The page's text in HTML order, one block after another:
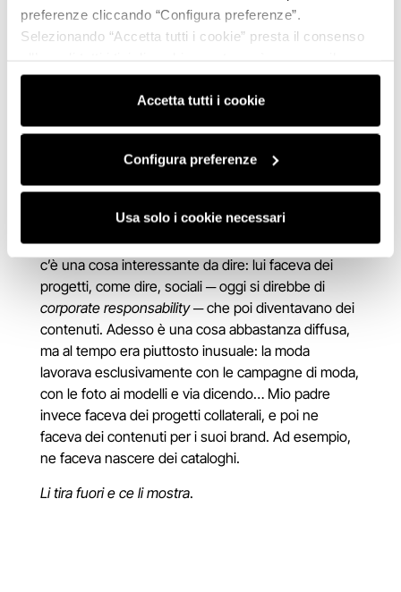
preferenze cliccando “Configura preferenze”.
Selezionando “Accetta tutti i cookie” presta il consenso
consenso cliccando su “Usa solo i cookie necessari” e
saranno attivati i soli cookie tecnici necessari al corretto
funzionamento del sito.
Accetta tutti i cookie
Configura preferenze
Usa solo i cookie necessari
Agnelli circa la Vespa in questione. Nel mentre
continuano a saltare fuori materiali di ogni tipo:
facevano i concorrenti… Lorenzo deve auto-imporsi
di non approfondire ogni dettaglio e ci confessa
quanto gli fa piacere perdersi in questi scrigni di
parlare solo di vestiti. Passiamo quindi a
un altro scatolone, cioè a un altro racconto.
Poi c’è la Boxel P488. Mio padre un giorno decide
di sponsorizzare questa auto elettrica da gara. Qui
c’è una cosa interessante da dire: lui faceva dei
progetti, come dire, sociali ─oggi si direbbe di
corporate responsability─che poi diventavano dei
contenuti. Adesso è una cosa abbastanza diffusa,
ma al tempo era piuttosto inusuale: la moda
lavorava esclusivamente con le campagne di moda,
con le foto ai modelli e via dicendo… Mio padre
invece faceva dei progetti collaterali, e poi ne
faceva dei contenuti per i suoi brand. Ad esempio,
ne faceva nascere dei cataloghi.
Li tira fuori e ce li mostra.